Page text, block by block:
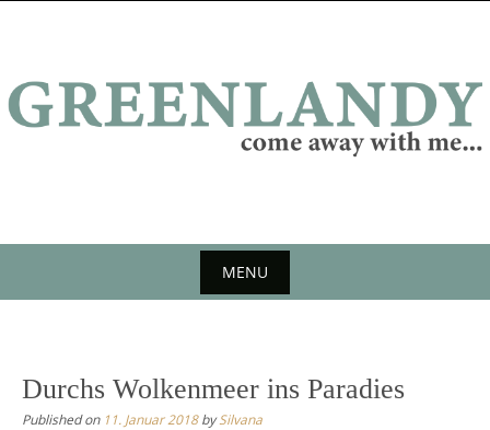
MENU
content
Durchs Wolkenmeer ins Paradies
Published on 11. Januar 2018bySilvana